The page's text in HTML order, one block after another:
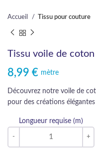
Accueil Tissu pour couture
Tissu voile de
8,99 € mètre
Découvrez notre voile de
pour des créations
Longueur requise (m)